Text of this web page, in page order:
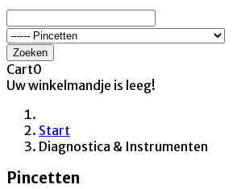
Zoeken
Cart0
Uw winkelmandje is leeg!
Start
Diagnostica & Instrumenten
Pincetten